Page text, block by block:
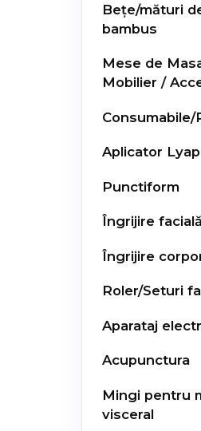
Bețe/mături
bambus
Mese de
Mobilier /
Aplicator
Punctiform
Îngrijire facială
Îngrijire
Roler/Seturi
Aparataj
Acupunctura
Mingi pentru
visceral